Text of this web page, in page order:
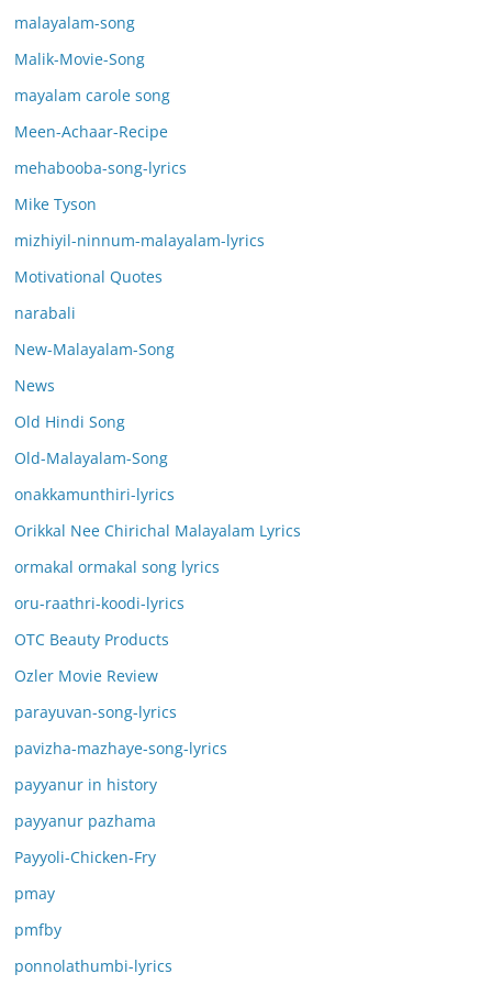
malayalam-song
Malik-Movie-Song
mayalam carole song
Meen-Achaar-Recipe
mehabooba-song-lyrics
Mike Tyson
mizhiyil-ninnum-malayalam-lyrics
Motivational Quotes
narabali
New-Malayalam-Song
News
Old Hindi Song
Old-Malayalam-Song
onakkamunthiri-lyrics
Orikkal Nee Chirichal Malayalam Lyrics
ormakal ormakal song lyrics
oru-raathri-koodi-lyrics
OTC Beauty Products
Ozler Movie Review
parayuvan-song-lyrics
pavizha-mazhaye-song-lyrics
payyanur in history
payyanur pazhama
Payyoli-Chicken-Fry
pmay
pmfby
ponnolathumbi-lyrics